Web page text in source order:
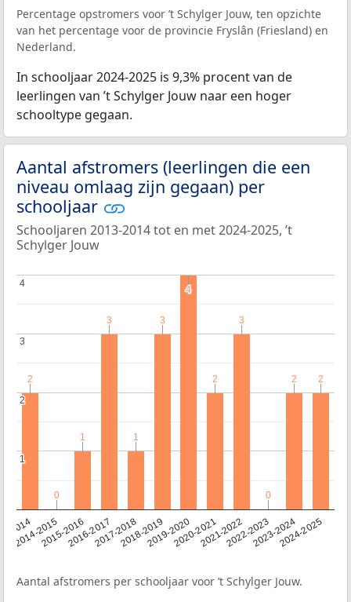
Percentage opstromers voor ’t Schylger Jouw, ten opzichte
van het percentage voor de provincie Fryslân (Friesland) en
Nederland.
In schooljaar 2024-2025 is 9,3% procent van de
leerlingen van ’t Schylger Jouw naar een hoger
schooltype gegaan.
Aantal afstromers (leerlingen die een
niveau omlaag zijn gegaan) per
schooljaar
Schooljaren 2013-2014 tot en met 2024-2025, ’t
Schylger Jouw
2014
2014-20152015-20162016-20172017-20182018-20192019-20202020-20212021-20222022-20232023-20242024-2025
1
1
2
2
3
3
4
4
2
2
0
0
1
1
3
3
1
1
3
3
4
4
2
2
3
3
0
0
2
2 2
2
Aantal afstromers per schooljaar voor ’t Schylger Jouw.